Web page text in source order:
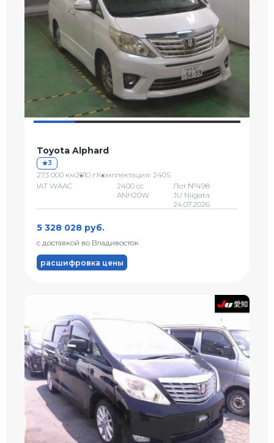
Toyota Alphard
3
273 000 км2010 г.Комплектация: 240S
IAT WAAC
2400 сс
ANH20W
Лот №498
JU Niigata
24.07.2026
5 328 028 руб.
с доставкой во Владивосток
расшифровка цены